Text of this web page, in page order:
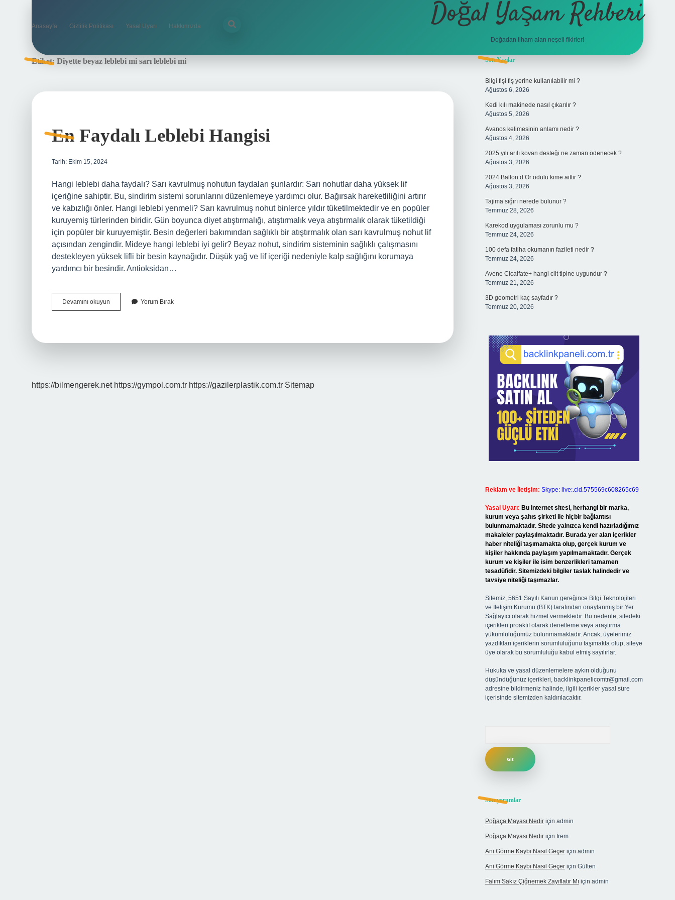
Anasayfa Gizlilik Politikası Yasal Uyarı Hakkımızda Doğal Yaşam Rehberi
Doğadan ilham alan neşeli fikirler!
Etiket: Diyette beyaz leblebi mi sarı leblebi mi
En Faydalı Leblebi Hangisi
Tarih: Ekim 15, 2024
Hangi leblebi daha faydalı? Sarı kavrulmuş nohutun faydaları şunlardır: Sarı nohutlar daha yüksek lif
içeriğine sahiptir. Bu, sindirim sistemi sorunlarını düzenlemeye yardımcı olur. Bağırsak hareketliliğini artırır
ve kabızlığı önler. Hangi leblebi yenmeli? Sarı kavrulmuş nohut binlerce yıldır tüketilmektedir ve en popüler
kuruyemiş türlerinden biridir. Gün boyunca diyet atıştırmalığı, atıştırmalık veya atıştırmalık olarak tüketildiği
için popüler bir kuruyemiştir. Besin değerleri bakımından sağlıklı bir atıştırmalık olan sarı kavrulmuş nohut lif
açısından zengindir. Mideye hangi leblebi iyi gelir? Beyaz nohut, sindirim sisteminin sağlıklı çalışmasını
destekleyen yüksek lifli bir besin kaynağıdır. Düşük yağ ve lif içeriği nedeniyle kalp sağlığını korumaya
yardımcı bir besindir. Antioksidan…
Devamını okuyun
Faydalı
Yorum Bırak
https://bilmengerek.net https://gympol.com.tr https://gazilerplastik.com.tr Sitemap
Sidebar
Son Yazılar
Bilgi fişi fiş yerine kullanılabilir mi ?
Ağustos 6, 2026
Kedi kılı makinede nasıl çıkarılır ?
Ağustos 5, 2026
Avanos kelimesinin anlamı nedir ?
Ağustos 4, 2026
2025 yılı arılı kovan desteği ne zaman ödenecek ?
Ağustos 3, 2026
2024 Ballon d’Or ödülü kime aittir ?
Ağustos 3, 2026
Tajima sığırı nerede bulunur ?
Temmuz 28, 2026
Karekod uygulaması zorunlu mu ?
Temmuz 24, 2026
100 defa fatiha okumanın fazileti nedir ?
Temmuz 24, 2026
Avene Cicalfate+ hangi cilt tipine uygundur ?
Temmuz 21, 2026
3D geometri kaç sayfadır ?
Temmuz 20, 2026
Reklam ve İletişim: Skype: live:.cid.575569c608265c69
Yasal Uyarı: Bu internet sitesi, herhangi bir marka,
kurum veya şahıs şirketi ile hiçbir bağlantısı
bulunmamaktadır. Sitede yalnızca kendi hazırladığımız
makaleler paylaşılmaktadır. Burada yer alan içerikler
haber niteliği taşımamakta olup, gerçek kurum ve
kişiler hakkında paylaşım yapılmamaktadır. Gerçek
kurum ve kişiler ile isim benzerlikleri tamamen
tesadüfidir. Sitemizdeki bilgiler taslak halindedir ve
tavsiye niteliği taşımazlar.
Sitemiz, 5651 Sayılı Kanun gereğince Bilgi Teknolojileri
ve İletişim Kurumu (BTK) tarafından onaylanmış bir Yer
Sağlayıcı olarak hizmet vermektedir. Bu nedenle, sitedeki
içerikleri proaktif olarak denetleme veya araştırma
yükümlülüğümüz bulunmamaktadır. Ancak, üyelerimiz
yazdıkları içeriklerin sorumluluğunu taşımakta olup, siteye
üye olarak bu sorumluluğu kabul etmiş sayılırlar.
Hukuka ve yasal düzenlemelere aykırı olduğunu
düşündüğünüz içerikleri, backlinkpanelicomtr@gmail.com
adresine bildirmeniz halinde, ilgili içerikler yasal süre
içerisinde sitemizden kaldırılacaktır.
Son yorumlar
Poğaça Mayası Nediriçin admin
Poğaça Mayası Nediriçin İrem
Ani Görme Kaybı Nasıl Geçeriçin admin
Ani Görme Kaybı Nasıl Geçeriçin Gülten
Falım Sakız Çiğnemek Zayıflatır Mıiçin admin